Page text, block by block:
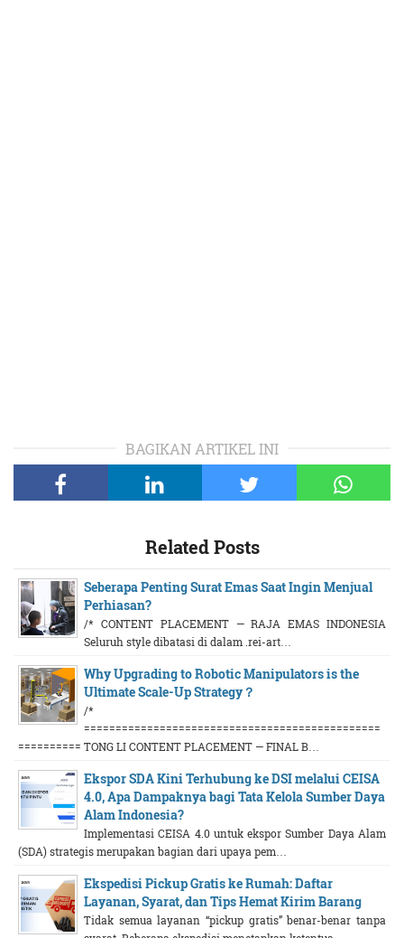
BAGIKAN ARTIKEL INI
Related Posts
Seberapa Penting Surat Emas Saat Ingin Menjual
Perhiasan?
/* CONTENT PLACEMENT — RAJA EMAS INDONESIA
Seluruh style dibatasi di dalam .rei-art…
Why Upgrading to Robotic Manipulators is the
Ultimate Scale-Up Strategy？
/*
===============================================
========== TONG LI CONTENT PLACEMENT — FINAL B…
Ekspor SDA Kini Terhubung ke DSI melalui CEISA
4.0, Apa Dampaknya bagi Tata Kelola Sumber Daya
Alam Indonesia?
Implementasi CEISA 4.0 untuk ekspor Sumber Daya Alam
(SDA) strategis merupakan bagian dari upaya pem…
Ekspedisi Pickup Gratis ke Rumah: Daftar
Layanan, Syarat, dan Tips Hemat Kirim Barang
Tidak semua layanan “pickup gratis” benar-benar tanpa